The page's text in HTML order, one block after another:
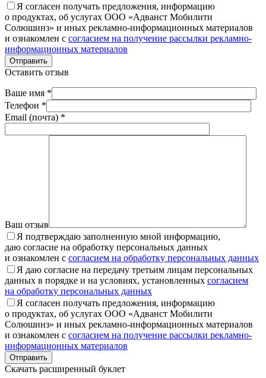
Я согласен получать предложения, информацию
о продуктах, об услугах ООО «Адванст Мобилити
Солюшинз» и иных рекламно-информационных материалов
и ознакомлен с согласием на получение рассылки рекламно-
информационных материалов
Отправить
Оставить отзыв
Ваше имя *
Телефон *
Email (почта) *
Ваш отзыв
Я подтверждаю заполненную мной информацию,
даю согласие на обработку персональных данных
и ознакомлен с согласием на обработку персональных данных
Я даю согласие на передачу третьим лицам персональных
данных в порядке и на условиях, установленных согласием
на обработку персональных данных
Я согласен получать предложения, информацию
о продуктах, об услугах ООО «Адванст Мобилити
Солюшинз» и иных рекламно-информационных материалов
и ознакомлен с согласием на получение рассылки рекламно-
информационных материалов
Отправить
Скачать расширенный буклет